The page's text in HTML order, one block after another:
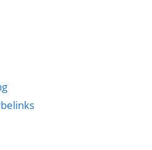
ist
höher als bei